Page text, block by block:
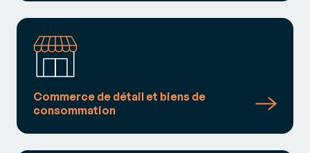
Commerce de détail et biens de
consommation